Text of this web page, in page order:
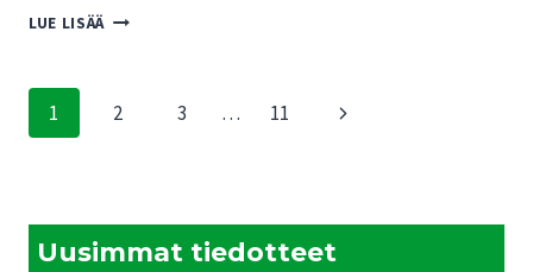
LUE LISÄÄ MAHDOLLISET
Sivunavigointi
1 2 3 … 11
Seuraava
Uusimmat tiedotteet